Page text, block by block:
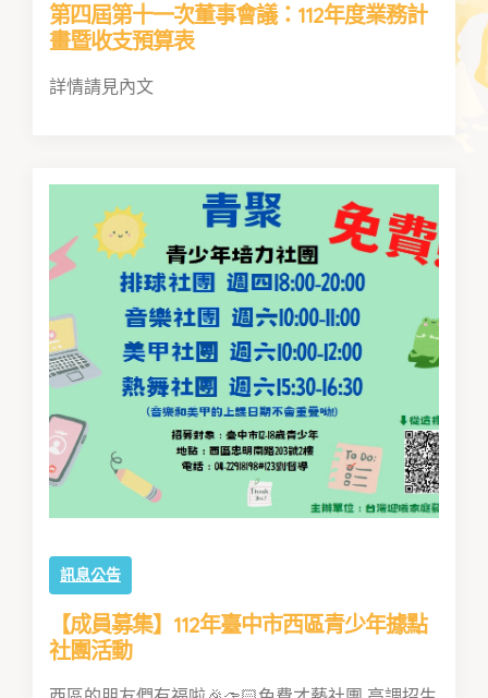
第四屆第十一次董事會議：112年度業務計
畫暨收支預算表
詳情請見內文
訊息公告
【成員募集】112年臺中市西區青少年據點
社團活動